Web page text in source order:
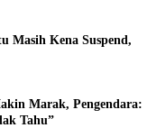
Masih Kena Suspend,
Marak, Pengendara:
Tahu”